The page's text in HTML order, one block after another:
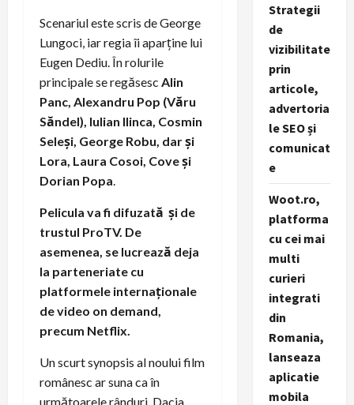
Scenariul este scris de George
Lungoci, iar regia îi aparține lui
Eugen Dediu. În rolurile
principale se regăsesc Alin
Panc, Alexandru Pop (Văru
Săndel), Iulian llinca, Cosmin
Seleși, George Robu, dar și
Lora, Laura Cosoi, Cove și
Dorian Popa.
Pelicula va fi difuzată și de
trustul ProTV. De
asemenea, se lucrează deja
la parteneriate cu
platformele internaționale
de video on demand,
precum Netflix.
Un scurt synopsis al noului film
românesc ar suna ca în
următoarele rânduri. Dacia
Strategii
de
vizibilitate
prin
articole,
advertoria
le SEO și
comunicat
e
Woot.ro,
platforma
cu cei mai
multi
curieri
integrati
din
Romania,
lanseaza
aplicatie
mobila